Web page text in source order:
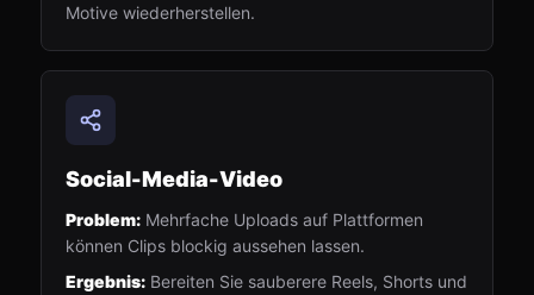
Motive wiederherstellen.
Social-Media-Video
Problem: Mehrfache Uploads auf Plattformen
können Clips blockig aussehen lassen.
Ergebnis: Bereiten Sie sauberere Reels, Shorts und